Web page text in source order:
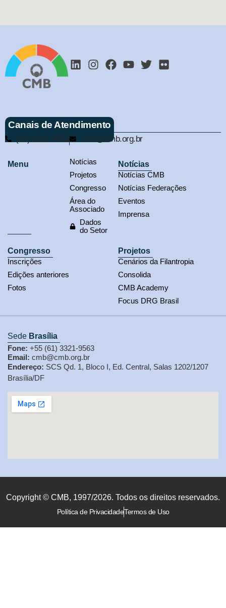
Canais de Atendimento
(61) 3321-9563 cmb@cmb.org.br
Menu
Notícias
Projetos
Congresso
Área do
Associado
Dados
do Setor
Notícias
Notícias CMB
Notícias Federações
Eventos
Imprensa
Congresso
Inscrições
Edições anteriores
Fotos
Projetos
Cenários da Filantropia
Consolida
CMB Academy
Focus DRG Brasil
Sede Brasília
Fone: +55 (61) 3321-9563
Email: cmb@cmb.org.br
Endereço: SCS Qd. 1, Bloco I, Ed. Central, Salas 1202/1207
Brasília/DF
Copyright © CMB, 1997/2026. Todos os direitos reservados.
Política de PrivacidadeTermos de Uso